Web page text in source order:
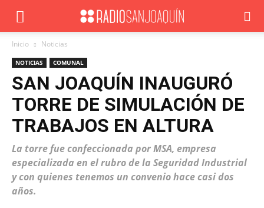
Inicio Noticias
NOTICIAS COMUNAL
SAN JOAQUÍN INAUGURÓ
TORRE DE SIMULACIÓN DE
TRABAJOS EN ALTURA
La torre fue confeccionada por MSA, empresa
especializada en el rubro de la Seguridad Industrial
y con quienes tenemos un convenio hace casi dos
años.